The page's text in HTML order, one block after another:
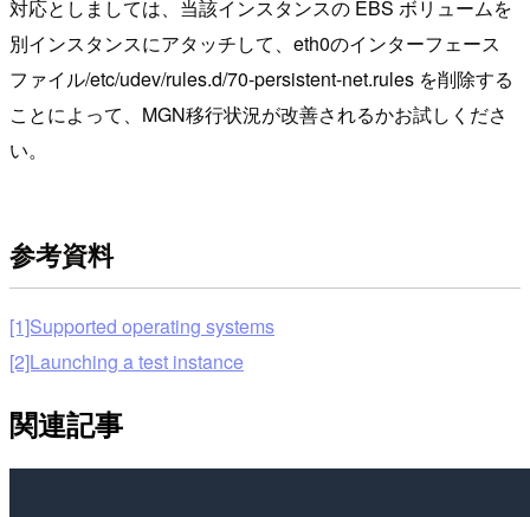
対応としましては、当該インスタンスの EBS ボリュームを
別インスタンスにアタッチして、eth0のインターフェース
ファイル/etc/udev/rules.d/70-persistent-net.rules を削除する
ことによって、MGN移行状況が改善されるかお試しくださ
い。
参考資料
[1]Supported operating systems
[2]Launching a test instance
関連記事